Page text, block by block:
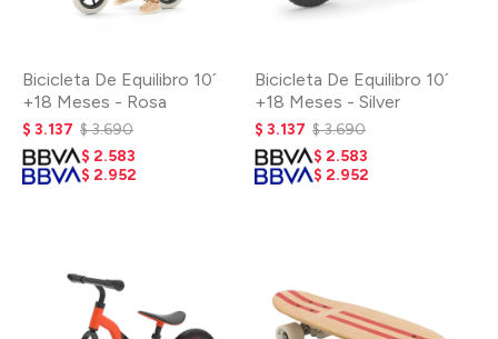
Bicicleta De Equilibro 10´
+18 Meses - Rosa
$ 3.137 $3.690
$ 2.583
$ 2.952
Bicicleta De Equilibro 10´
+18 Meses - Silver
$ 3.137 $3.690
$ 2.583
$ 2.952